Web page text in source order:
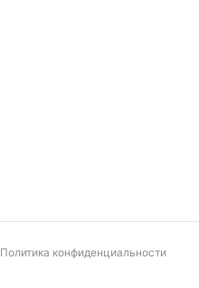
Политика конфиденциальности